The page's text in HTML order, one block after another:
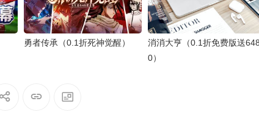
勇者传承（0.1折死神觉醒）
消消大亨（0.1折免费版送
0）